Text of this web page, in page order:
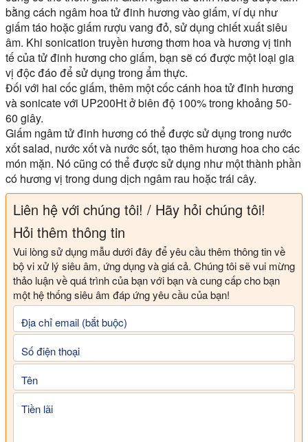
bằng cách ngâm hoa tử đinh hương vào giấm, ví dụ như
giấm táo hoặc giấm rượu vang đỏ, sử dụng chiết xuất siêu
âm. Khi sonication truyền hương thơm hoa và hương vị tinh
tế của tử đinh hương cho giấm, bạn sẽ có được một loại gia
vị độc đáo để sử dụng trong ẩm thực.
Đối với hai cốc giấm, thêm một cốc cánh hoa tử đinh hương
và sonicate với UP200Ht ở biên độ 100% trong khoảng 50-
60 giây.
Giấm ngâm tử đinh hương có thể được sử dụng trong nước
xốt salad, nước xốt và nước sốt, tạo thêm hương hoa cho các
món mặn. Nó cũng có thể được sử dụng như một thành phần
có hương vị trong dung dịch ngâm rau hoặc trái cây.
Liên hệ với chúng tôi! / Hãy hỏi chúng tôi!
Hỏi thêm thông tin
Vui lòng sử dụng mẫu dưới đây để yêu cầu thêm thông tin về
bộ vi xử lý siêu âm, ứng dụng và giá cả. Chúng tôi sẽ vui mừng
thảo luận về quá trình của bạn với bạn và cung cấp cho bạn
một hệ thống siêu âm đáp ứng yêu cầu của bạn!
Địa chỉ email (bắt buộc)
Số điện thoại
Tên
Tiền lãi